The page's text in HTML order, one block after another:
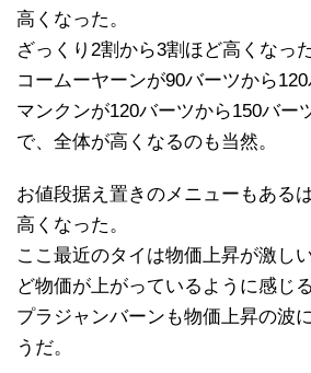
高くなった。
ざっくり2割から3割ほど高くなっ
コームーヤーンが90バーツから
マンクンが120バーツから150バー
で、全体が高くなるのも当然。
お値段据え置きのメニューもある
高くなった。
ここ最近のタイは物価上昇が激し
ど物価が上がっているように感じる
プラジャンバーンも物価上昇の波
うだ。